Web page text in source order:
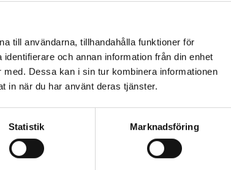
till användarna, tillhandahålla funktioner för
och annan information från din enhet
Dessa kan i sin tur kombinera informationen
in när du har använt deras tjänster.
Statistik Marknadsföring
ORIGINAL GUMMIMATTOR
OLJEBYTE CHEVROLET SUBURBAN
3,0L DURAMAX DIESEL 21-